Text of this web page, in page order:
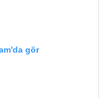
gör